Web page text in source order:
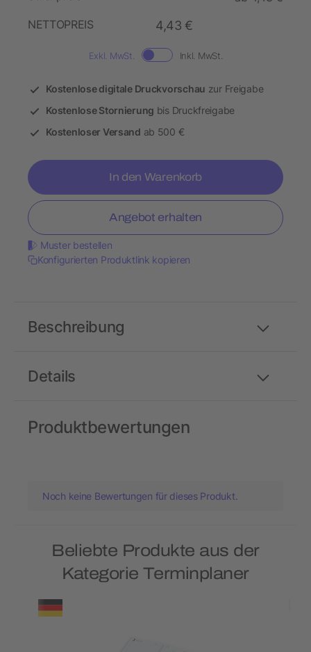
NETTOPREIS
4,43 €
Exkl. MwSt. Inkl. MwSt.
Kostenlose digitale Druckvorschau zur Freigabe
Kostenlose Stornierung bis Druckfreigabe
Kostenloser Versand ab 500 €
In den Warenkorb
Angebot erhalten
Muster bestellen
Konfigurierten Produktlink kopieren
Details
Beschreibung
Produktbewertungen
Noch keine Bewertungen für dieses Produkt.
Beliebte Produkte aus der
Kategorie Terminplaner